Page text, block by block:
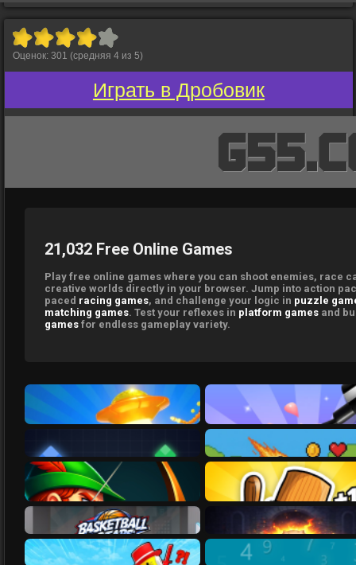
Оценок: 301 (средняя 4 из 5)
Играть в Дробовик